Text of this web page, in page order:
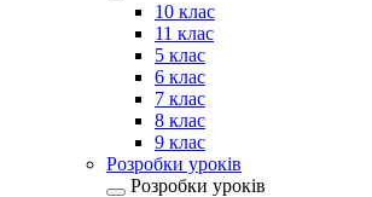
10 клас
11 клас
5 клас
6 клас
7 клас
8 клас
9 клас
Розробки уроків
Розробки уроків